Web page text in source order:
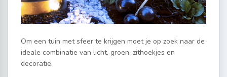
Om een tuin met sfeer te krijgen moet je op zoek naar de
ideale combinatie van licht, groen, zithoekjes en
decoratie.